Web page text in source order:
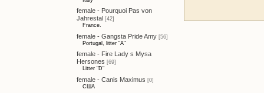
female - Pourquoi Pas von
Jahrestal [42]
France.
female - Gangsta Pride Amy [56]
Portugal, litter "A"
female - Fire Lady s Mysa
Hersones [69]
Litter "D"
female - Canis Maximus [0]
США